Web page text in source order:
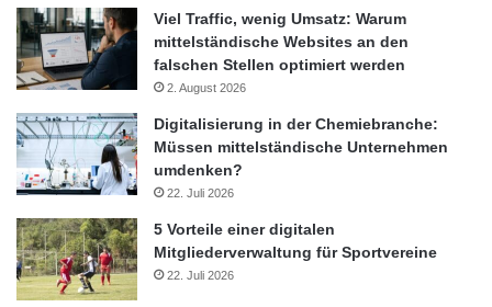
motivierend wirken. Statt eine neutrale, generische Drittlösung
zu benutzen, haben Anwender das Gefühl, mit „ihrer“ eigenen
Unternehmenslösung zu arbeiten und Teil des Teams zu sein –
häufig sorgt dies bereits von Beginn an für eine höhere
Akzeptanz.
Benutzerfreundlichkeit ist Trumpf
Bei der Benutzeroberfläche ist jedoch nicht nur die Optik
entscheidend, sondern auch die tatsächliche Usability. Gerade
IT-Fachleute setzen hier seitens der Anwender oft unbewusst zu
Viel Traffic, wenig Umsatz: Warum
mittelständische Websites an den
falschen Stellen optimiert werden
2. August 2026
Digitalisierung in der Chemiebranche:
Müssen mittelständische Unternehmen
umdenken?
22. Juli 2026
5 Vorteile einer digitalen
Mitgliederverwaltung für Sportvereine
22. Juli 2026